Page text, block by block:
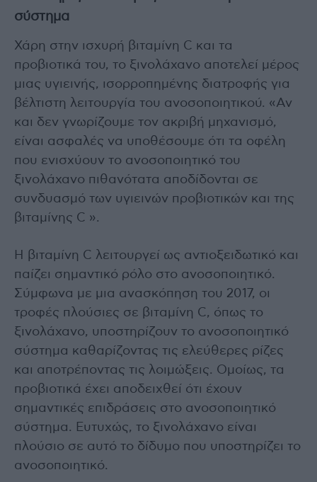
σύστημα
Χάρη στην ισχυρή βιταμίνη C και τα
προβιοτικά του, το ξινολάχανο αποτελεί μέρος
μιας υγιεινής, ισορροπημένης διατροφής για
βέλτιστη λειτουργία του ανοσοποιητικού. «Αν
και δεν γνωρίζουμε τον ακριβή μηχανισμό,
είναι ασφαλές να υποθέσουμε ότι τα οφέλη
που ενισχύουν το ανοσοποιητικό του
ξινολάχανο πιθανότατα αποδίδονται σε
συνδυασμό των υγιεινών προβιοτικών και της
βιταμίνης C ».
Η βιταμίνη C λειτουργεί ως αντιοξειδωτικό και
παίζει σημαντικό ρόλο στο ανοσοποιητικό.
Σύμφωνα με μια ανασκόπηση του 2017, οι
τροφές πλούσιες σε βιταμίνη C, όπως το
ξινολάχανο, υποστηρίζουν το ανοσοποιητικό
σύστημα καθαρίζοντας τις ελεύθερες ρίζες
και αποτρέποντας τις λοιμώξεις. Ομοίως, τα
προβιοτικά έχει αποδειχθεί ότι έχουν
σημαντικές επιδράσεις στο ανοσοποιητικό
σύστημα. Ευτυχώς, το ξινολάχανο είναι
πλούσιο σε αυτό το δίδυμο που υποστηρίζει το
ανοσοποιητικό.